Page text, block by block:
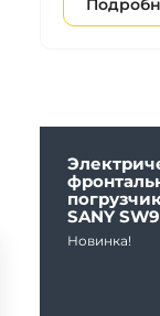
погрузчик
SANY
Новинка!